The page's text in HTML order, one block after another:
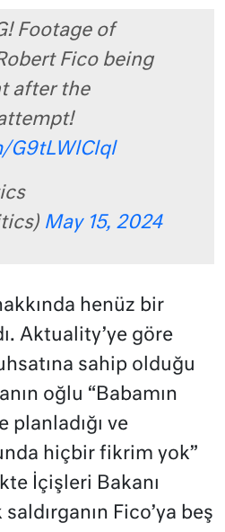
Footage of
Fico being
after the
G9tLWlClql
May 15, 2024
henüz bir
Aktuality’ye göre
sahip olduğu
oğlu “Babamın
planladığı ve
hiçbir fikrim yok”
İçişleri Bakanı
Fico’ya beş